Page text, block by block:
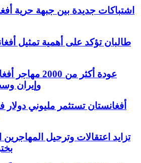
اشتباكات جديدة بين جبهة حرية
طالبان تؤكد على أهمية تمثيل
عودة أكثر من
وإيران
أفغانستان تستثمر مليوني دولار
تزايد اعتقالات وترحيل المهاجرين